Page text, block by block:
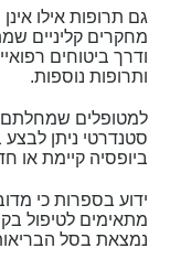
גם תרופות אילו
מחקרים קליניים
ודרך ביטוחים
ותרופות נוספות.
למטופלים שמחלתם
ביופסיה קיימת או
ידוע בספרות כי
מתאימים לטיפול
נמצאת בסל